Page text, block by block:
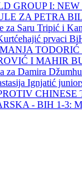
GROUP I:
ZA PETRA
za Saru Tripić i
prvaci
I MAHIR
za Damira
Ignjatić
CHINESE
- BIH 1-3: